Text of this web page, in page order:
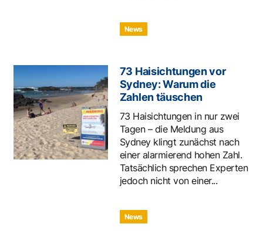
News
73 Haisichtungen vor
Sydney: Warum die
Zahlen täuschen
73 Haisichtungen in nur zwei
Tagen – die Meldung aus
Sydney klingt zunächst nach
einer alarmierend hohen Zahl.
Tatsächlich sprechen Experten
jedoch nicht von einer...
News